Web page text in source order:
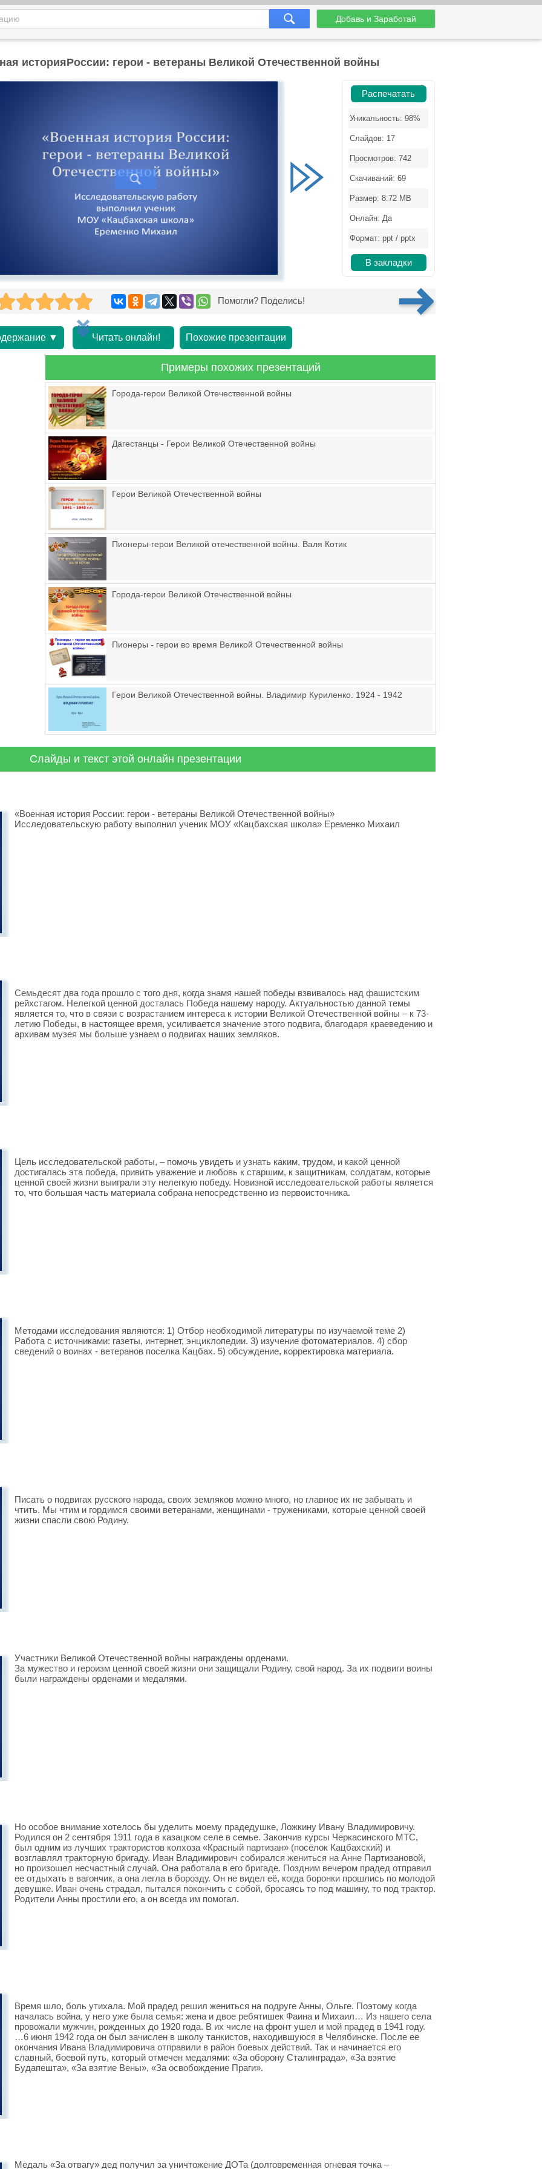
Добавь и Заработай
историяРоссии: герои - ветераны Великой Отечественной войны
Распечатать
Уникальность: 98%
Слайдов: 17
Просмотров: 742
Скачиваний: 69
Размер: 8.72 MB
Онлайн: Да
Формат: ppt / pptx
В закладки
Помогли? Поделись!
▼ Читать онлайн! Похожие презентации
Примеры похожих презентаций
Города-герои Великой Отечественной войны
Дагестанцы - Герои Великой Отечественной войны
Герои Великой Отечественной войны
Пионеры-герои Великой отечественной войны. Валя Котик
Города-герои Великой Отечественной войны
Пионеры - герои во время Великой Отечественной войны
Герои Великой Отечественной войны. Владимир Куриленко. 1924 - 1942
Слайды и текст этой онлайн презентации
«Военная история России: герои - ветераны Великой Отечественной войны»
Исследовательскую работу выполнил ученик МОУ «Кацбахская школа» Еременко Михаил
Семьдесят два года прошло с того дня, когда знамя нашей победы взвивалось над фашистским
рейхстагом. Нелегкой ценной досталась Победа нашему народу. Актуальностью данной темы
является то, что в связи с возрастанием интереса к истории Великой Отечественной войны – к 73-
летию Победы, в настоящее время, усиливается значение этого подвига, благодаря краеведению и
архивам музея мы больше узнаем о подвигах наших земляков.
Цель исследовательской работы, – помочь увидеть и узнать каким, трудом, и какой ценной
достигалась эта победа, привить уважение и любовь к старшим, к защитникам, солдатам, которые
ценной своей жизни выиграли эту нелегкую победу. Новизной исследовательской работы является
то, что большая часть материала собрана непосредственно из первоисточника.
Методами исследования являются: 1) Отбор необходимой литературы по изучаемой теме 2)
Работа с источниками: газеты, интернет, энциклопедии. 3) изучение фотоматериалов. 4) сбор
сведений о воинах - ветеранов поселка Кацбах. 5) обсуждение, корректировка материала.
Писать о подвигах русского народа, своих земляков можно много, но главное их не забывать и
чтить. Мы чтим и гордимся своими ветеранами, женщинами - тружениками, которые ценной своей
жизни спасли свою Родину.
Участники Великой Отечественной войны награждены орденами.
За мужество и героизм ценной своей жизни они защищали Родину, свой народ. За их подвиги воины
были награждены орденами и медалями.
Но особое внимание хотелось бы уделить моему прадедушке, Ложкину Ивану Владимировичу.
Родился он 2 сентября 1911 года в казацком селе в семье. Закончив курсы Черкасинского МТС,
был одним из лучших трактористов колхоза «Красный партизан» (посёлок Кацбахский) и
возглавлял тракторную бригаду. Иван Владимирович собирался жениться на Анне Партизановой,
но произошел несчастный случай. Она работала в его бригаде. Поздним вечером прадед отправил
ее отдыхать в вагончик, а она легла в борозду. Он не видел её, когда боронки прошлись по молодой
девушке. Иван очень страдал, пытался покончить с собой, бросаясь то под машину, то под трактор.
Родители Анны простили его, а он всегда им помогал.
Время шло, боль утихала. Мой прадед решил жениться на подруге Анны, Ольге. Поэтому когда
началась война, у него уже была семья: жена и двое ребятишек Фаина и Михаил… Из нашего села
провожали мужчин, рожденных до 1920 года. В их числе на фронт ушел и мой прадед в 1941 году.
…6 июня 1942 года он был зачислен в школу танкистов, находившуюся в Челябинске. После ее
окончания Ивана Владимировича отправили в район боевых действий. Так и начинается его
славный, боевой путь, который отмечен медалями: «За оборону Сталинграда», «За взятие
Будапешта», «За взятие Вены», «За освобождение Праги».
Медаль «За отвагу» дед получил за уничтожение ДОТа (долговременная огневая точка –